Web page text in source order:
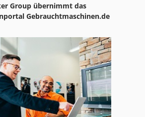
Group übernimmt das
Gebrauchtmaschinen.de